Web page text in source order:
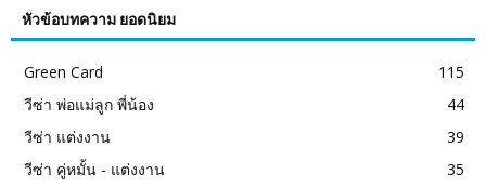
หัวข้อบทความ ยอดนิยม
Green Card
115
วีซ่า พ่อแม่ลูก พี่น้อง
44
วีซ่า แต่งงาน
39
วีซ่า คู่หมั้น - แต่งงาน
35